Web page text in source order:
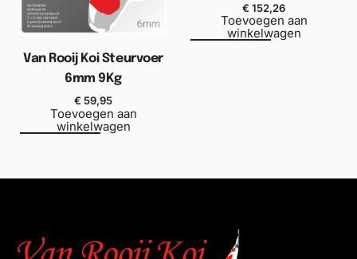
Van Rooij Koi Steurvoer
6mm 9Kg
€ 59,95
Toevoegen aan
winkelwagen
€ 152,26
Toevoegen aan
winkelwagen